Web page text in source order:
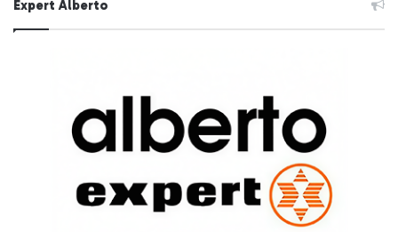
Expert Alberto